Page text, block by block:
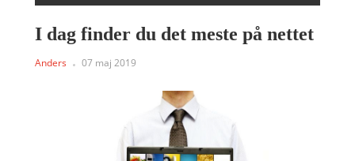
I dag finder du det meste på nettet
Anders 07 maj 2019